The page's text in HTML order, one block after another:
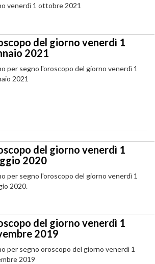
venerdì 1 ottobre 2021
del giorno venerdì 1
2021
per segno l'oroscopo del giorno venerdì 1
2021
del giorno venerdì 1
2020
per segno l'oroscopo del giorno venerdì 1
2020.
del giorno venerdì 1
2019
per segno oroscopo del giorno venerdì 1
2019